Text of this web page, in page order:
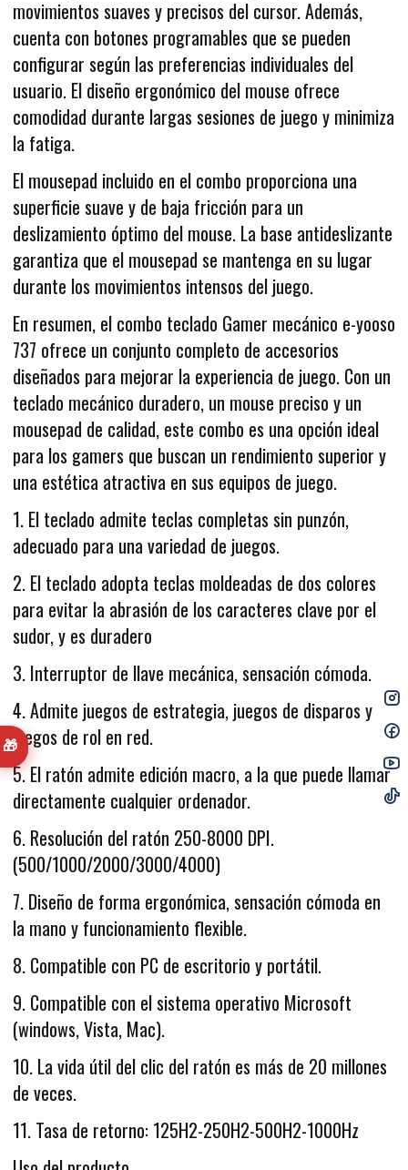
🎁
movimientos suaves y precisos del cursor. Además,
cuenta con botones programables que se pueden
configurar según las preferencias individuales del
usuario. El diseño ergonómico del mouse ofrece
comodidad durante largas sesiones de juego y minimiza
la fatiga.
El mousepad incluido en el combo proporciona una
superficie suave y de baja fricción para un
deslizamiento óptimo del mouse. La base antideslizante
garantiza que el mousepad se mantenga en su lugar
durante los movimientos intensos del juego.
En resumen, el combo teclado Gamer mecánico e-yooso
737 ofrece un conjunto completo de accesorios
diseñados para mejorar la experiencia de juego. Con un
teclado mecánico duradero, un mouse preciso y un
mousepad de calidad, este combo es una opción ideal
para los gamers que buscan un rendimiento superior y
una estética atractiva en sus equipos de juego.
1. El teclado admite teclas completas sin punzón,
adecuado para una variedad de juegos.
2. El teclado adopta teclas moldeadas de dos colores
para evitar la abrasión de los caracteres clave por el
sudor, y es duradero
3. Interruptor de llave mecánica, sensación cómoda.
4. Admite juegos de estrategia, juegos de disparos y
juegos de rol en red.
5. El ratón admite edición macro, a la que puede llamar
directamente cualquier ordenador.
6. Resolución del ratón 250-8000 DPI.
(500/1000/2000/3000/4000)
7. Diseño de forma ergonómica, sensación cómoda en
la mano y funcionamiento flexible.
8. Compatible con PC de escritorio y portátil.
9. Compatible con el sistema operativo Microsoft
(windows, Vista, Mac).
10. La vida útil del clic del ratón es más de 20 millones
de veces.
11. Tasa de retorno: 125H2-250H2-500H2-1000Hz